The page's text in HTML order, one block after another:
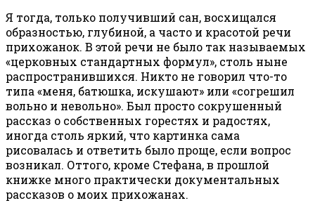
Я тогда, только получивший сан, восхищался
образностью, глубиной, а часто и красотой речи
прихожанок. В этой речи не было так называемых
«церковных стандартных формул», столь ныне
распространившихся. Никто не говорил что-то
типа «меня, батюшка, искушают» или «согрешил
вольно и невольно». Был просто сокрушенный
рассказ о собственных горестях и радостях,
иногда столь яркий, что картинка сама
рисовалась и ответить было проще, если вопрос
возникал. Оттого, кроме Стефана, в прошлой
книжке много практически документальных
рассказов о моих прихожанах.